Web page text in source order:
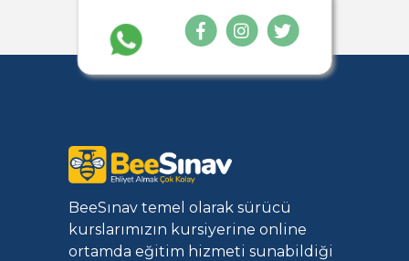
BeeSınav temel olarak sürücü
kurslarımızın kursiyerine online
ortamda eğitim hizmeti sunabildiği